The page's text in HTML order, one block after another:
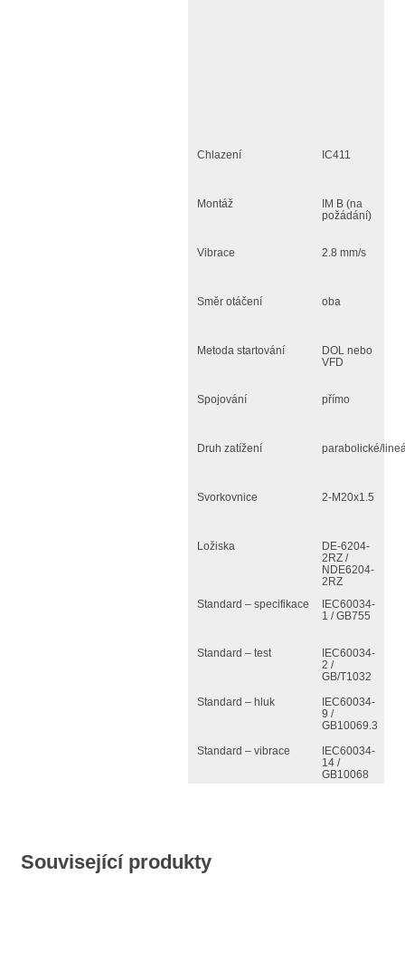
Chlazení IC411
Montáž
IM B (na
požádání)
Vibrace 2.8 mm/s
Směr otáčení oba
Metoda startování
DOL nebo
VFD
Spojování přímo
Druh zatížení parabolické/
Svorkovnice 2-M20x1.5
Ložiska
DE-6204-
2RZ /
NDE6204-
2RZ
Standard – specifikace
IEC60034-
1 / GB755
Standard – test
IEC60034-
2 /
GB/T1032
Standard – hluk
IEC60034-
9 /
GB10069.3
Standard – vibrace
IEC60034-
14 /
GB10068
Související produkty